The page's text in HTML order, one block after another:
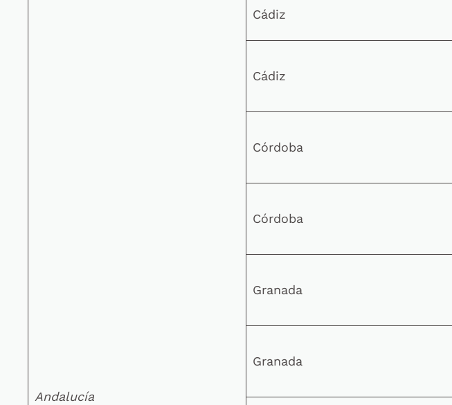
Andalucía
Cádiz
Cádiz
Córdoba
Córdoba
Granada
Granada